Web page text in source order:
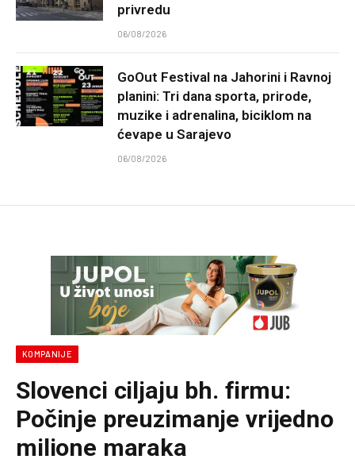
privredu
06/08/2026
GoOut Festival na Jahorini i Ravnoj
planini: Tri dana sporta, prirode,
muzike i adrenalina, biciklom na
ćevape u Sarajevo
06/08/2026
KOMPANIJE
Slovenci ciljaju bh. firmu:
Počinje preuzimanje vrijedno
milione maraka